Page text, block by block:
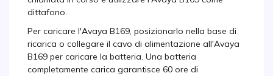
dittafono.
Per caricare l'Avaya B169, posizionarlo nella base di
ricarica o collegare il cavo di alimentazione all'Avaya
B169 per caricare la batteria. Una batteria
completamente carica garantisce 60 ore di